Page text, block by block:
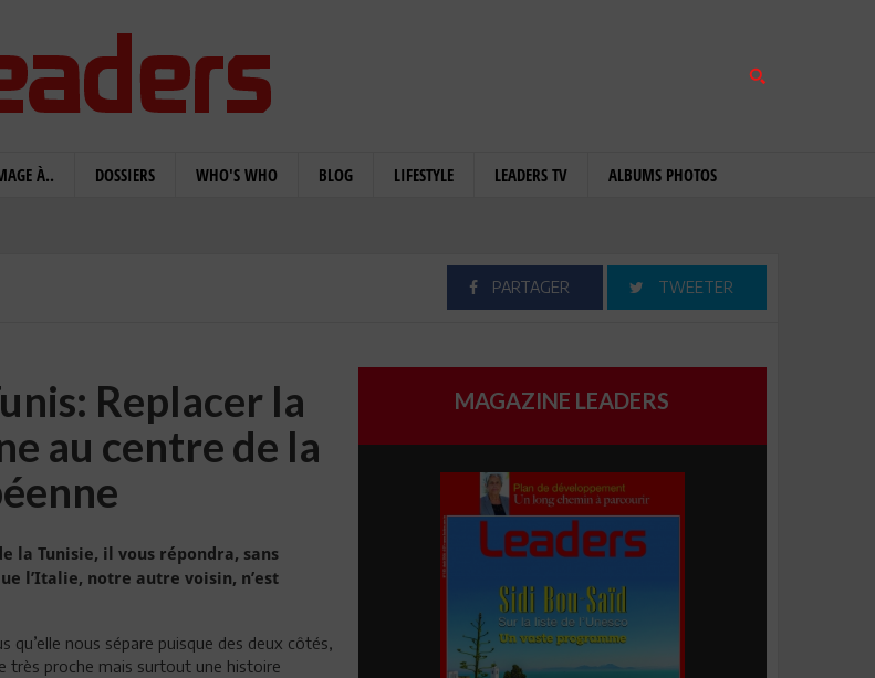
À.. DOSSIERS WHO'S WHO BLOG LIFESTYLE LEADERS TV ALBUMS PHOTOS
PARTAGER TWEETER
Replacer la
au centre de la
la Tunisie, il vous répondra, sans
l’Italie, notre autre voisin, n’est
nous sépare puisque des deux côtés,
très proche mais surtout une histoire
MAGAZINE LEADERS